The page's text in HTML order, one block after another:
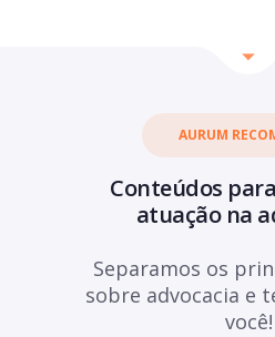
AURUM
Conteúdos
atuação na
Separamos os
sobre advocacia e
você!